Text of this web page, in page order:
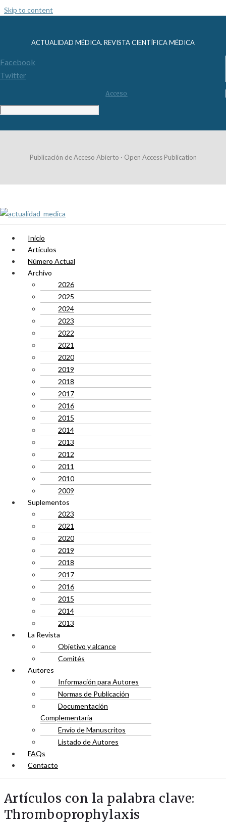
Skip to content
ACTUALIDAD MÉDICA. REVISTA CIENTÍFICA MÉDICA
Facebook
Twitter
Acceso
Publicación de Acceso Abierto · Open Access Publication
Inicio
Artículos
Número Actual
Archivo
2026
2025
2024
2023
2022
2021
2020
2019
2018
2017
2016
2015
2014
2013
2012
2011
2010
2009
Suplementos
2023
2021
2020
2019
2018
2017
2016
2015
2014
2013
La Revista
Objetivo y alcance
Comités
Autores
Información para Autores
Normas de Publicación
Documentación
Complementaria
Envío de Manuscritos
Listado de Autores
FAQs
Contacto
Artículos con la palabra clave:
Thromboprophylaxis